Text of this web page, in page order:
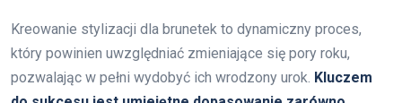
Kreowanie stylizacji dla brunetek to dynamiczny proces,
który powinien uwzględniać zmieniające się pory roku,
pozwalając w pełni wydobyć ich wrodzony urok. Kluczem